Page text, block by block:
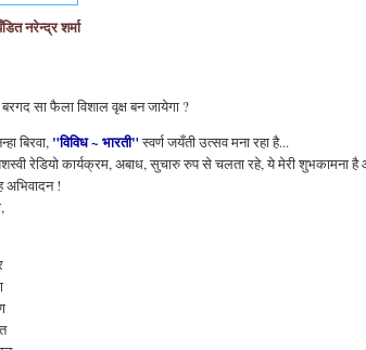
नरेन्द्र शर्मा
सा फैला विशाल वृक्ष बन जायेगा ?
बिरवा, "विविध ~ भारती"स्वर्ण जयँती उत्सव मना रहा है...
रेडियो कार्यक्रम,अबाध,सुचारु रुप से चलता रहे, ये मेरी शुभकामना है
अभिवादन !